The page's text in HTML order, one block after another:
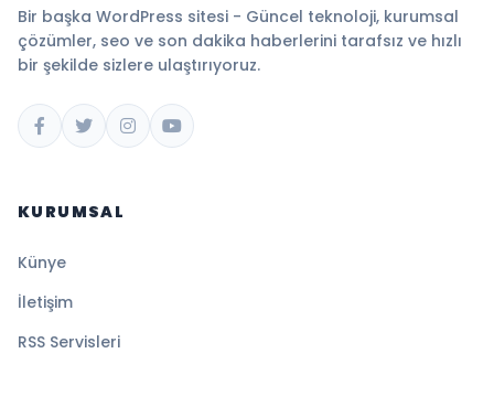
Bir başka WordPress sitesi - Güncel teknoloji, kurumsal
çözümler, seo ve son dakika haberlerini tarafsız ve hızlı
bir şekilde sizlere ulaştırıyoruz.
KURUMSAL
Künye
İletişim
RSS Servisleri